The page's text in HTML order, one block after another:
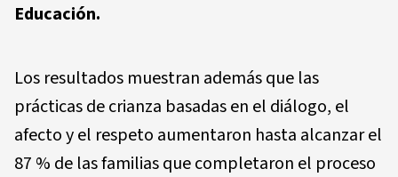
Educación.
Los resultados muestran además que las
prácticas de crianza basadas en el diálogo, el
afecto y el respeto aumentaron hasta alcanzar el
87 % de las familias que completaron el proceso